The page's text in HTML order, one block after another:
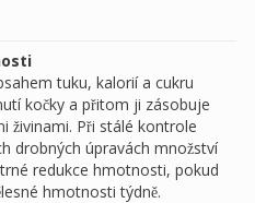
tuku, kalorií a cukru
kočky a přitom ji zásobuje
živinami. Při stálé kontrole
drobných úpravách množství
redukce hmotnosti, pokud
hmotnosti týdně.